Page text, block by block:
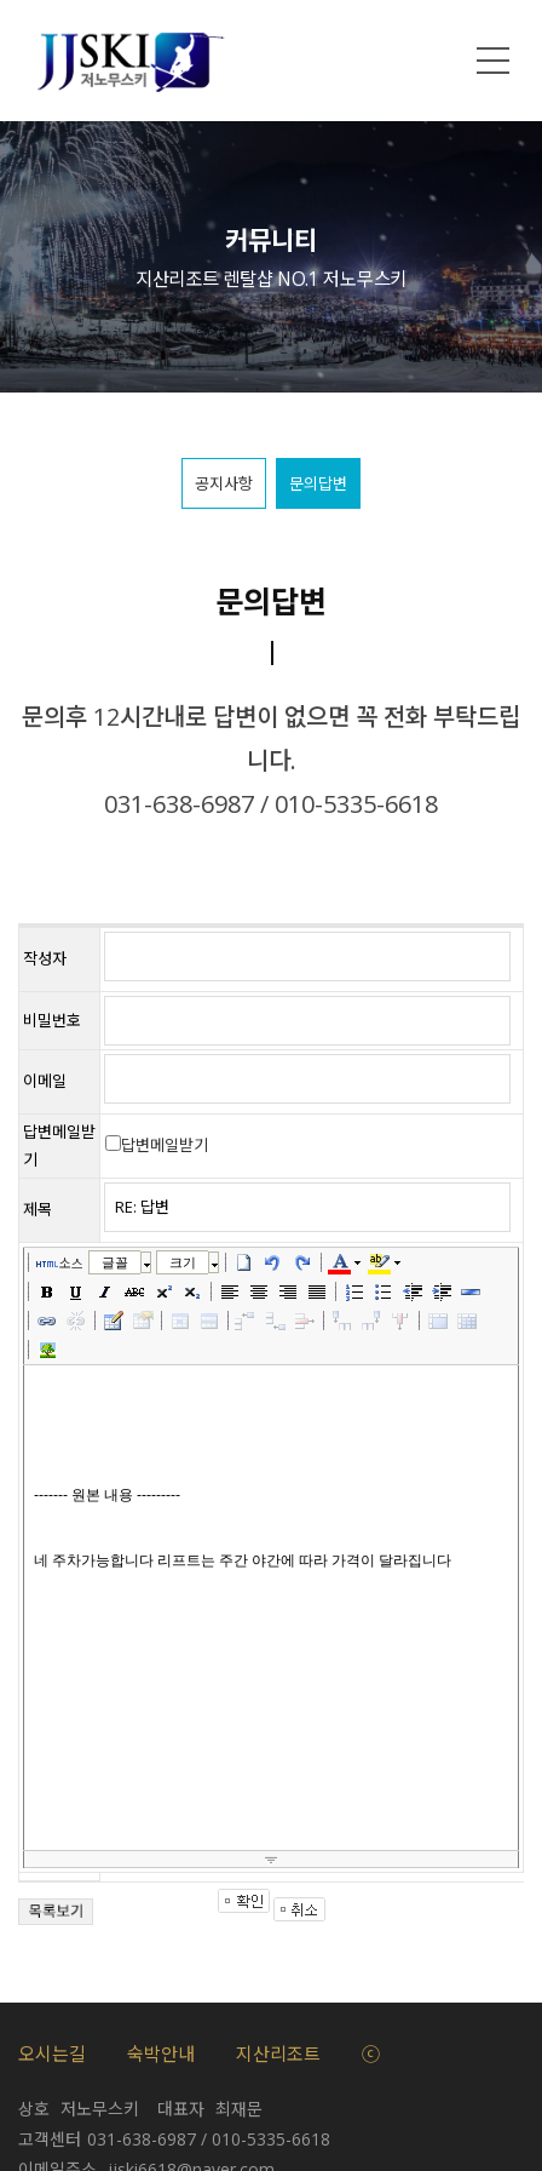
커뮤니티
지산리조트 렌탈샵 NO.1 저노무스키
공지사항 문의답변
문의답변
문의후 12시간내로 답변이 없으면 꼭 전화 부탁드립
니다.
031-638-6987 / 010-5335-6618
작성자
비밀번호
이메일
답변메일받
기
답변메일받기
제목
소스 글꼴 크기
오시는길 숙박안내 지산리조트 ⓒ
상호 저노무스키 대표자 최재문
고객센터 031-638-6987 / 010-5335-6618